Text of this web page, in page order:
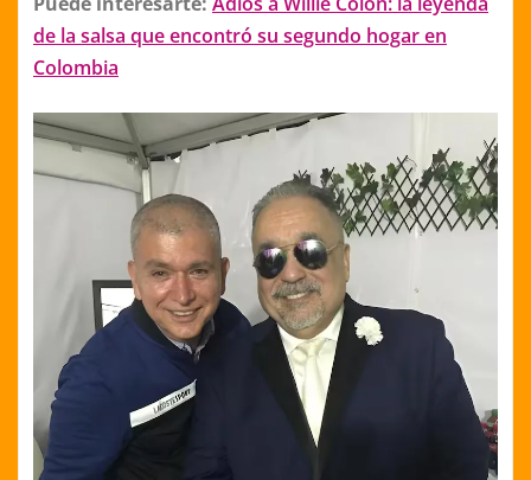
de la salsa que encontró su segundo hogar en
Colombia